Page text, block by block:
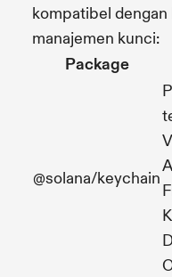
kompatibel
manajemen kunci:
Package
@solana/keychain